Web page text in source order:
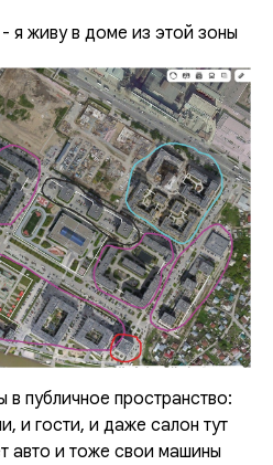
- я живу в доме из этой зоны
в публичное пространство:
и гости, и даже салон тут
авто и тоже свои машины